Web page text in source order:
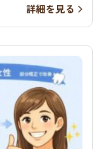
詳細を見る